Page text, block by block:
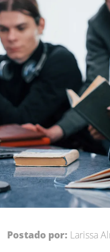
Postado por: Larissa